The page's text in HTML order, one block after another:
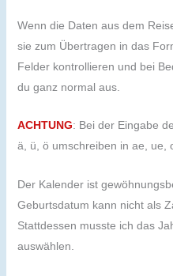
Wenn die Daten aus dem
sie zum Übertragen in das
Felder kontrollieren und bei
du ganz normal aus.
ACHTUNG: Bei der Eingabe
ä, ü, ö umschreiben in ae, ue,
Der Kalender ist
Geburtsdatum kann nicht als
Stattdessen musste ich das
auswählen.